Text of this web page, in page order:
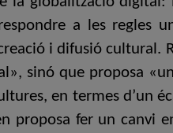
a les regles
i difusió cultural.
sinó que proposa
en termes d’un
proposa fer un canvi